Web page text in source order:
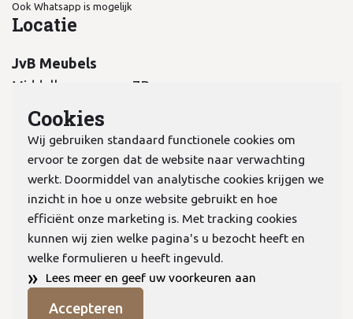
Ook Whatsapp is mogelijk
Locatie
JvB Meubels
Middelkampseweg 7B
5311 PC Gameren
KvK:70978298
Privacyverklaring
Algemene voorwaarden
Cookies
Cookies
Wij gebruiken standaard functionele cookies om
ervoor te zorgen dat de website naar verwachting
werkt. Doormiddel van analytische cookies krijgen we
inzicht in hoe u onze website gebruikt en hoe
efficiënt onze marketing is. Met tracking cookies
kunnen wij zien welke pagina's u bezocht heeft en
welke formulieren u heeft ingevuld.
» Lees meer en geef uw voorkeuren aan
Accepteren